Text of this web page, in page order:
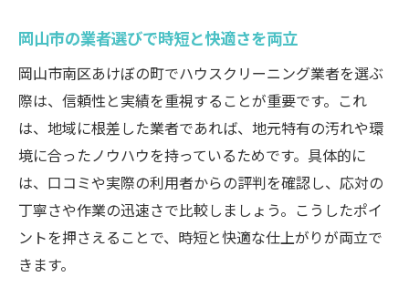
岡山市の業者選びで時短と快適さを両立
岡山市南区あけぼの町でハウスクリーニング業者を選ぶ
際は、信頼性と実績を重視することが重要です。これ
は、地域に根差した業者であれば、地元特有の汚れや環
境に合ったノウハウを持っているためです。具体的に
は、口コミや実際の利用者からの評判を確認し、応対の
丁寧さや作業の迅速さで比較しましょう。こうしたポイ
ントを押さえることで、時短と快適な仕上がりが両立で
きます。